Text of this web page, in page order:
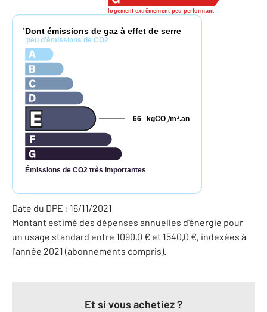
logement extrêmement peu performant
* Dont émissions de gaz à effet de serre
peu d'émissions de CO2
Émissions de CO2 très importantes
kgCO2/m 2.an
66
Date du DPE : 16/11/2021
Montant estimé des dépenses annuelles d'énergie pour
un usage standard entre 1090,0 € et 1540,0 €, indexées à
l'année 2021 (abonnements compris).
Et si vous achetiez ?